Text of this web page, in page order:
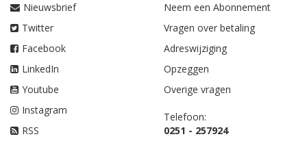
Nieuwsbrief
Twitter
Facebook
LinkedIn
Youtube
Instagram
RSS
Neem een Abonnement
Vragen over betaling
Adreswijziging
Opzeggen
Overige vragen
Telefoon:
0251 - 257924